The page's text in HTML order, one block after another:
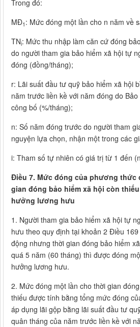
Trong đó:
MĐ1 : Mức đóng một lần cho n năm về
TNi: Mức thu nhập làm căn cứ đóng
do người tham gia bảo hiểm xã hội tự
đóng (đồng/tháng);
r: Lãi suất đầu tư quỹ bảo hiểm xã hội
năm trước liền kề với năm đóng do
công bố (%/tháng);
n: Số năm đóng trước do người tham
nguyện lựa chọn, nhận một trong các
i: Tham số tự nhiên có giá trị từ 1 đến
Điều 7. Mức đóng của phương thức
gian đóng bảo hiểm xã hội còn
hưởng lương hưu
1. Người tham gia bảo hiểm xã hội tự
hưu theo quy định tại khoản 2 Điều
động nhưng thời gian đóng bảo hiểm
quá 5 năm (60 tháng) thì được đóng
hưởng lương hưu.
2. Mức đóng một lần cho thời gian
thiếu được tính bằng tổng mức đóng
áp dụng lãi gộp bằng lãi suất đầu tư
quân tháng của năm trước liền kề với